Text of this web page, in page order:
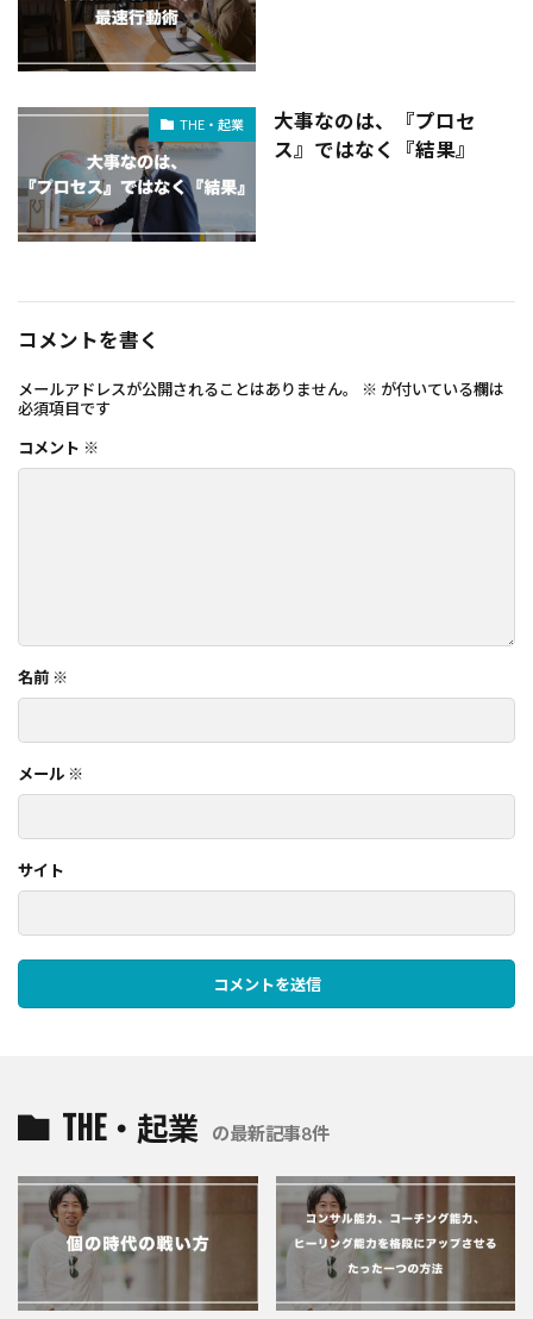
THE・起業
大事なのは、『プロセ
ス』ではなく『結果』
コメントを書く
メールアドレスが公開されることはありません。 ※ が付いている欄は
必須項目です
コメント ※
名前 ※
メール ※
サイト
THE・起業 の最新記事8件